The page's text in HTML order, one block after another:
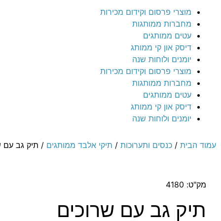
מוצרי פרסום וקידום מכירות
מחברות ממותגות
עטים ממותגים
דיסק און קי ממותג
יומנים ולוחות שנה
מוצרי פרסום וקידום מכירות
מחברות ממותגות
עטים ממותגים
דיסק און קי ממותג
יומנים ולוחות שנה
עמוד הבית / כנסים ותערוכות / תיקי אלבד ממותגים / תיק גב עם
מק"ט: 4180
תיק גב עם שרוכים